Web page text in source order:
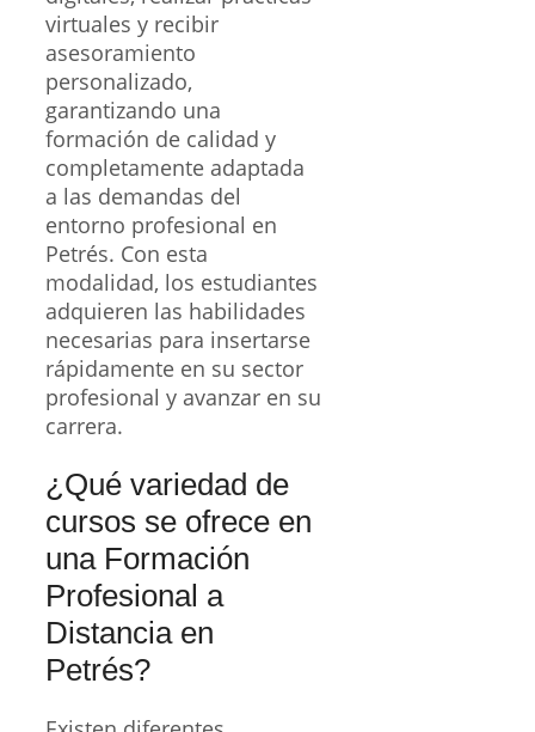
virtuales y recibir
asesoramiento
personalizado,
garantizando una
formación de calidad y
completamente adaptada
a las demandas del
entorno profesional en
Petrés. Con esta
modalidad, los estudiantes
adquieren las habilidades
necesarias para insertarse
rápidamente en su sector
profesional y avanzar en su
carrera.
¿Qué variedad de
cursos se ofrece en
una Formación
Profesional a
Distancia en
Petrés?